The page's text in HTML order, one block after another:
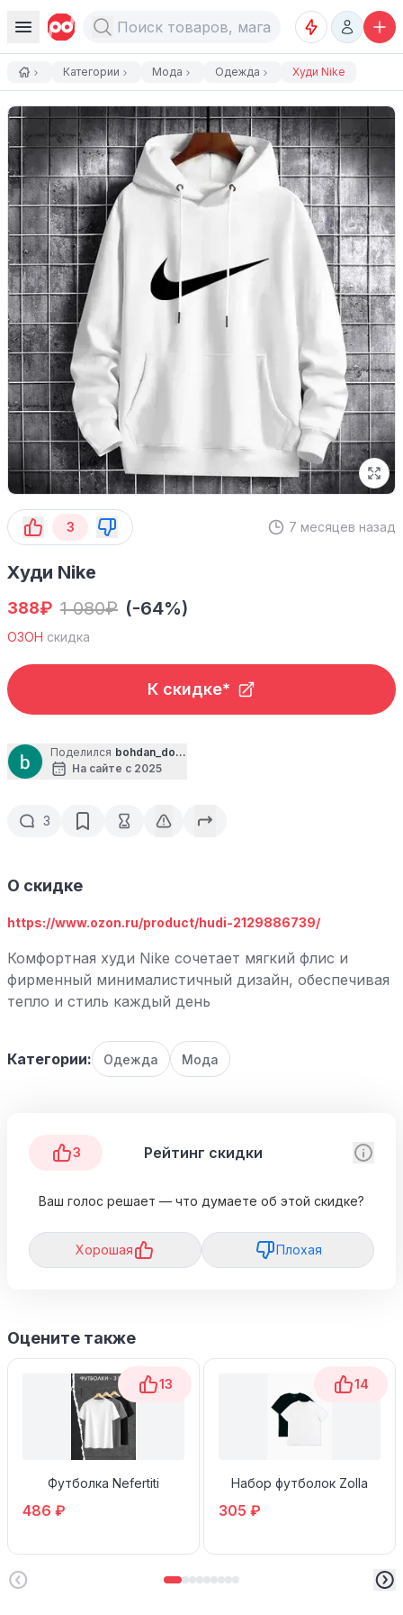
Категории Мода Одежда Худи Nike
3 7 месяцев назад
Худи Nike
388₽ 1 080₽ (-64%)
ОЗОН скидка
К скидке*
Поделился bohdan_dolgopolski9726
На сайте с 2025
3
О скидке
https://www.ozon.ru/product/hudi-2129886739/
Комфортная худи Nike сочетает мягкий флис и
фирменный минималистичный дизайн, обеспечивая
тепло и стиль каждый день
Категории: Одежда Мода
3 Рейтинг скидки
Ваш голос решает — что думаете об этой скидке?
Хорошая Плохая
Оцените также
13
Футболка Nefertiti
486 ₽
14
Набор футболок Zolla
305 ₽